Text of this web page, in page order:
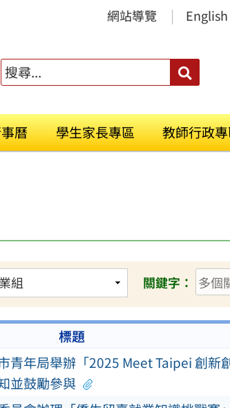
網站導覽 English
搜
曆 學生家長專區 教師行政
關鍵字：
標題
青年局舉辦「2025 Meet Taipei 創新
並鼓勵參與